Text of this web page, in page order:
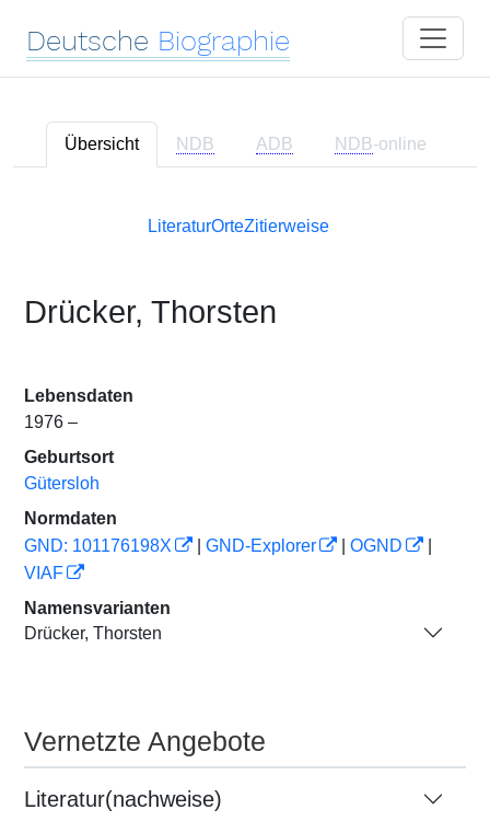
Deutsche Biographie
Übersicht NDB ADB NDB-online
LiteraturOrteZitierweise
Drücker, Thorsten
Lebensdaten
1976 –
Geburtsort
Gütersloh
Normdaten
GND: 101176198X
GND-Explorer OGND
VIAF
Namensvarianten
Drücker, Thorsten
Vernetzte Angebote
Literatur(nachweise)